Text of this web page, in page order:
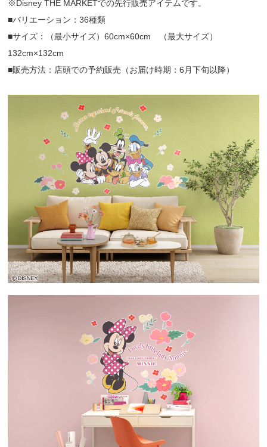
※Disney THE MARKETでの先行販売アイテムです。
■バリエーション：36種類
■サイズ：（最小サイズ）60cm×60cm （最大サイズ）
132cm×132cm
■販売方法：店頭での予約販売（お届け時期：6月下旬以降）